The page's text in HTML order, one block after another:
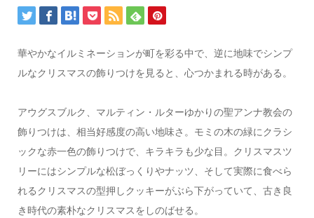
華やかなイルミネーションが町を彩る中で、逆に地味でシンプ
ルなクリスマスの飾りつけを見ると、心つかまれる時がある。
アウグスブルク、マルティン・ルターゆかりの聖アンナ教会の
飾りつけは、相当好感度の高い地味さ。モミの木の緑にクラシ
ックな赤一色の飾りつけで、キラキラも少な目。クリスマスツ
リーにはシンプルな松ぼっくりやナッツ、そして実際に食べら
れるクリスマスの型押しクッキーがぶら下がっていて、古き良
き時代の素朴なクリスマスをしのばせる。